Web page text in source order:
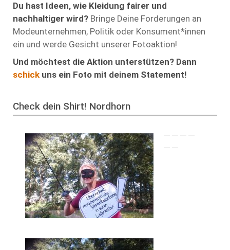
Du hast Ideen, wie Kleidung fairer und
nachhaltiger wird? Bringe Deine Forderungen an
Modeunter­nehmen, Politik oder Konsument*innen
ein und werde Gesicht unserer Fotoaktion!
Und möchtest die Aktion unterstützen? Dann
schick uns ein Foto mit deinem Statement!
Check dein Shirt! Nordhorn